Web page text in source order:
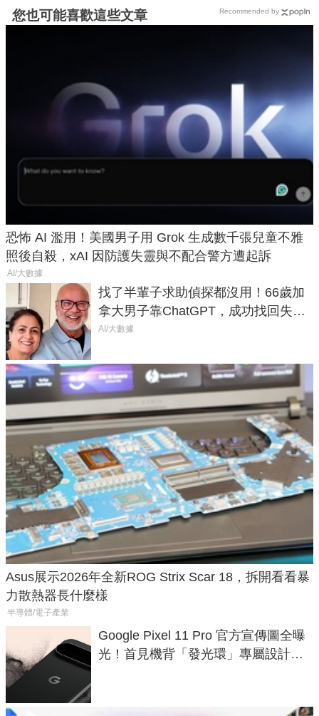
您也可能喜歡這些文章
恐怖 AI 濫用！美國男子用 Grok 生成數千張兒童不雅
照後自殺，xAI 因防護失靈與不配合警方遭起訴
AI/大數據
找了半輩子求助偵探都沒用！66歲加
拿大男子靠ChatGPT，成功找回失散
50年家人
AI/大數據
Asus展示2026年全新ROG Strix Scar 18，拆開看看暴
力散熱器長什麼樣
半導體/電子產業
Google Pixel 11 Pro 官方宣傳圖全曝
光！首見機背「發光環」專屬設計、
Recommended by